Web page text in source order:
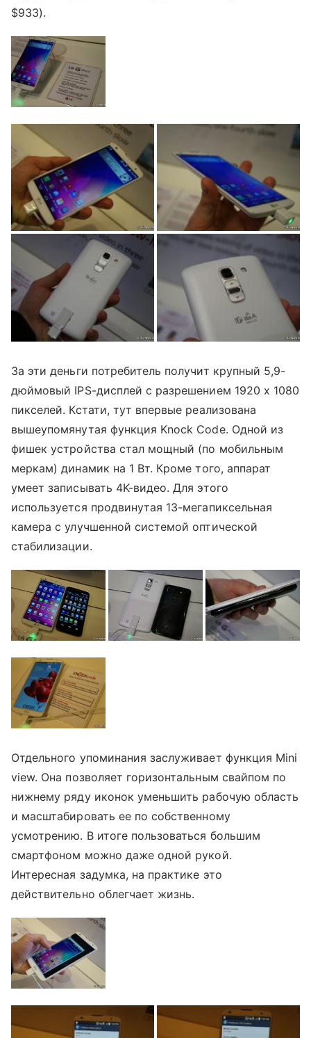
$933).
За эти деньги потребитель получит крупный 5,9-
дюймовый IPS-дисплей с разрешением 1920 х 1080
пикселей. Кстати, тут впервые реализована
вышеупомянутая функция Knock Code. Одной из
фишек устройства стал мощный (по мобильным
меркам) динамик на 1 Вт. Кроме того, аппарат
умеет записывать 4K-видео. Для этого
используется продвинутая 13-мегапиксельная
камера с улучшенной системой оптической
стабилизации.
Отдельного упоминания заслуживает функция Mini
view. Она позволяет горизонтальным свайпом по
нижнему ряду иконок уменьшить рабочую область
и масштабировать ее по собственному
усмотрению. В итоге пользоваться большим
смартфоном можно даже одной рукой.
Интересная задумка, на практике это
действительно облегчает жизнь.